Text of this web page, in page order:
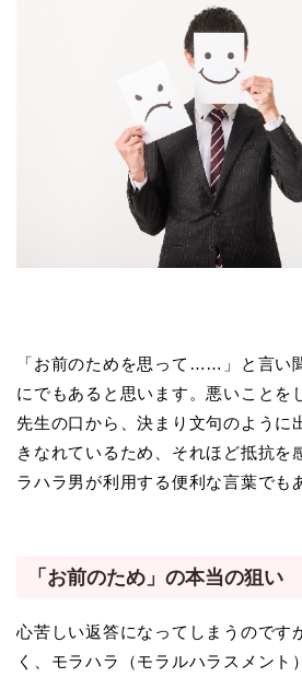
「お前のためを思って……」と言い
にでもあると思います。悪いことを
先生の口から、決まり文句のように
きなれているため、それほど抵抗を
ラハラ男が利用する便利な言葉でも
「お前のため」の本当の狙い
心苦しい返答になってしまうのです
く、モラハラ（モラルハラスメント